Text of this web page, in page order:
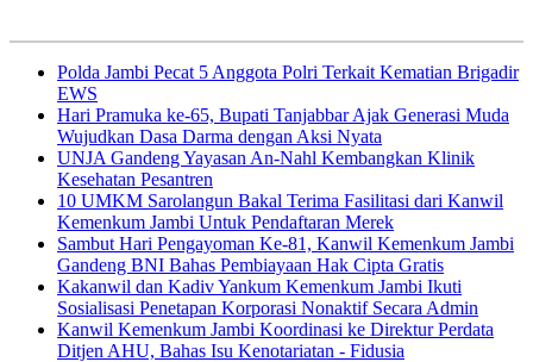
Polda Jambi Pecat 5 Anggota Polri Terkait Kematian Brigadir
EWS
Hari Pramuka ke-65, Bupati Tanjabbar Ajak Generasi Muda
Wujudkan Dasa Darma dengan Aksi Nyata
UNJA Gandeng Yayasan An-Nahl Kembangkan Klinik
Kesehatan Pesantren
10 UMKM Sarolangun Bakal Terima Fasilitasi dari Kanwil
Kemenkum Jambi Untuk Pendaftaran Merek
Sambut Hari Pengayoman Ke-81, Kanwil Kemenkum Jambi
Gandeng BNI Bahas Pembiayaan Hak Cipta Gratis
Kakanwil dan Kadiv Yankum Kemenkum Jambi Ikuti
Sosialisasi Penetapan Korporasi Nonaktif Secara Admin
Kanwil Kemenkum Jambi Koordinasi ke Direktur Perdata
Ditjen AHU, Bahas Isu Kenotariatan - Fidusia